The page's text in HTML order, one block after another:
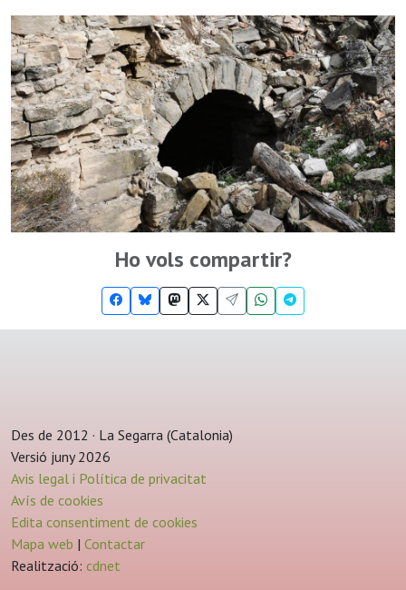
Ho vols compartir?
Des de 2012 · La Segarra (Catalonia)
Versió juny 2026
Avis legal i Política de privacitat
Avís de cookies
Edita consentiment de cookies
Mapa web | Contactar
Realització: cdnet